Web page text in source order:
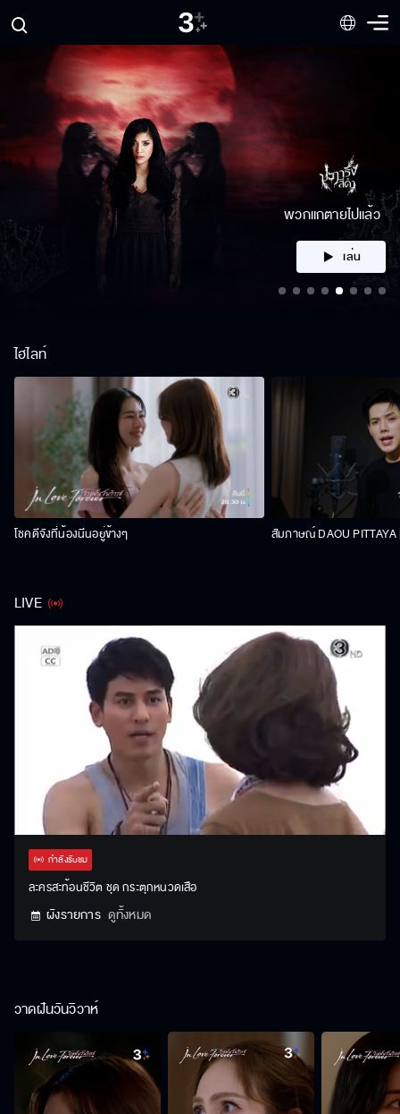
พวกแกตายไปแล้ว
เล่น
ไฮไลท์
โชคดีจังที่น้องนีนอยู่ข้างๆ สัมภาษณ์ DAOU PITTAYA
LIVE
Unmute Stream Settings
กำลังรับชม
ละครสะท้อนชีวิต ชุด กระตุกหนวดเสือ
ผังรายการ ดูทั้งหมด
วาดฝันวันวิวาห์